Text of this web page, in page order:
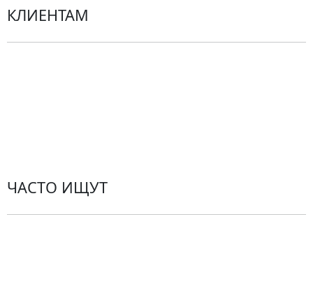
КЛИЕНТАМ
ЧАСТО ИЩУТ